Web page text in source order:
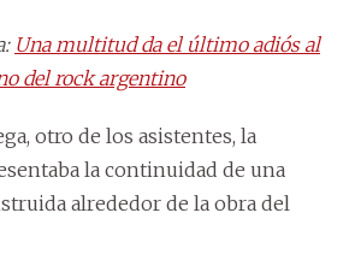
Una multitud da el último adiós al
del rock argentino
otro de los asistentes, la
la continuidad de una
alrededor de la obra del